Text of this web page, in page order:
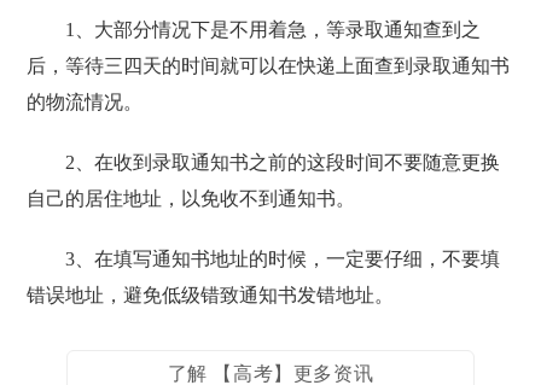
1、大部分情况下是不用着急，等录取通知查到之
后，等待三四天的时间就可以在快递上面查到录取通知书
的物流情况。
2、在收到录取通知书之前的这段时间不要随意更换
自己的居住地址，以免收不到通知书。
3、在填写通知书地址的时候，一定要仔细，不要填
错误地址，避免低级错致通知书发错地址。
了解 【高考】更多资讯